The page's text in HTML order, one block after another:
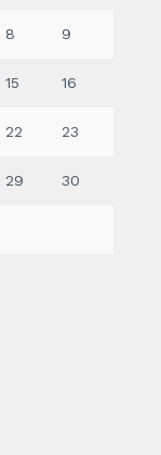
8 9
15 16
22 23
29 30